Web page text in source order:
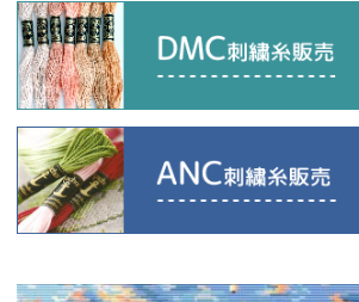
当店について
よくあるご質問
ご利用ガイド